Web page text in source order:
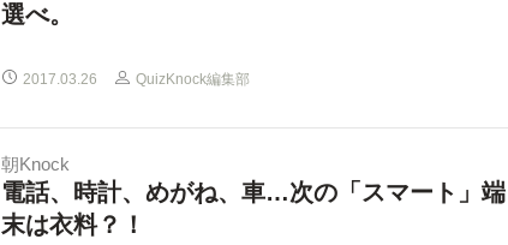
選べ。
2017.03.26 QuizKnock編集部
朝Knock
電話、時計、めがね、車…次の「スマート」端
末は衣料？！